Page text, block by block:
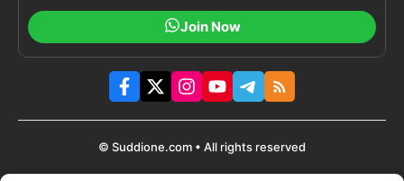
Join Now
© Suddione.com • All rights reserved